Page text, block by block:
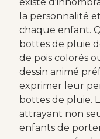
la personnalité
chaque enfant.
bottes de pluie
de pois colorés
dessin animé
exprimer leur
bottes de pluie.
attrayant non
enfants de